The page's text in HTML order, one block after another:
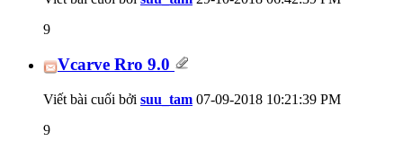
9
Vcarve Rro 9.0
Viết bài cuối bởi suu_tam 07-09-2018 10:21:39 PM
9